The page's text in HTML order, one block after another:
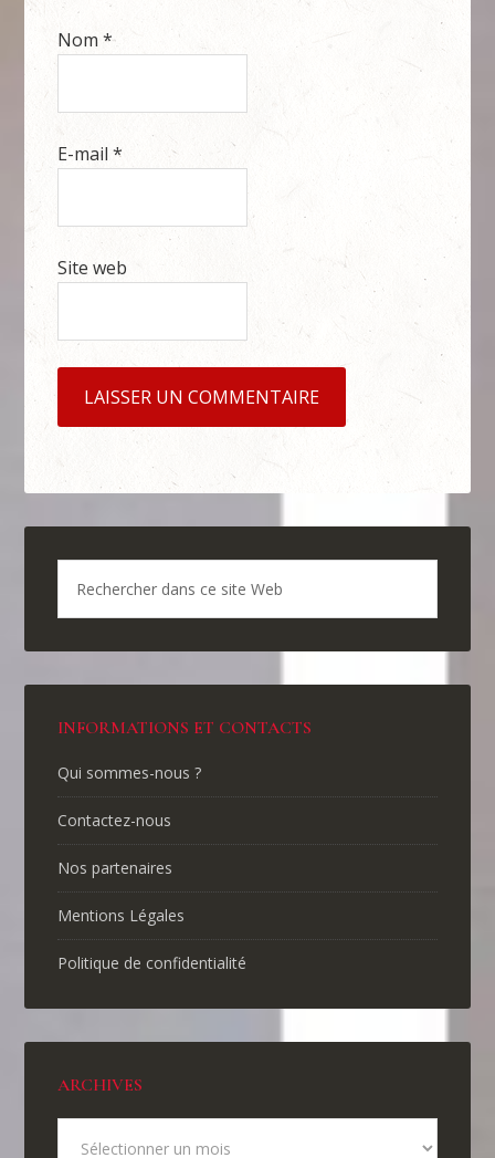
Nom*
E-mail*
Site web
INFORMATIONS ET CONTACTS
Qui sommes-nous ?
Contactez-nous
Nos partenaires
Mentions Légales
Politique de confidentialité
ARCHIVES